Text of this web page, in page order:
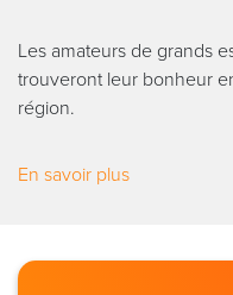
Les amateurs de grands
trouveront leur bonheur
région.
En savoir plus